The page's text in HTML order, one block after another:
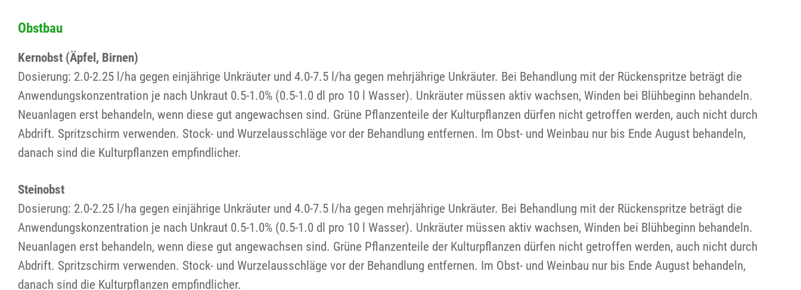
Obstbau
Kernobst (Äpfel, Birnen)
Dosierung: 2.0-2.25 l/ha gegen einjährige Unkräuter und 4.0-7.5 l/ha gegen mehrjährige Unkräuter. Bei Behandlung mit der Rückenspritze beträgt die
Anwendungskonzentration je nach Unkraut 0.5-1.0% (0.5-1.0 dl pro 10 l Wasser). Unkräuter müssen aktiv wachsen, Winden bei Blühbeginn behandeln.
Neuanlagen erst behandeln, wenn diese gut angewachsen sind. Grüne Pflanzenteile der Kulturpflanzen dürfen nicht getroffen werden, auch nicht durch
Abdrift. Spritzschirm verwenden. Stock- und Wurzelausschläge vor der Behandlung entfernen. Im Obst- und Weinbau nur bis Ende August behandeln,
danach sind die Kulturpflanzen empfindlicher.
Steinobst
Dosierung: 2.0-2.25 l/ha gegen einjährige Unkräuter und 4.0-7.5 l/ha gegen mehrjährige Unkräuter. Bei Behandlung mit der Rückenspritze beträgt die
Anwendungskonzentration je nach Unkraut 0.5-1.0% (0.5-1.0 dl pro 10 l Wasser). Unkräuter müssen aktiv wachsen, Winden bei Blühbeginn behandeln.
Neuanlagen erst behandeln, wenn diese gut angewachsen sind. Grüne Pflanzenteile der Kulturpflanzen dürfen nicht getroffen werden, auch nicht durch
Abdrift. Spritzschirm verwenden. Stock- und Wurzelausschläge vor der Behandlung entfernen. Im Obst- und Weinbau nur bis Ende August behandeln,
danach sind die Kulturpflanzen empfindlicher.